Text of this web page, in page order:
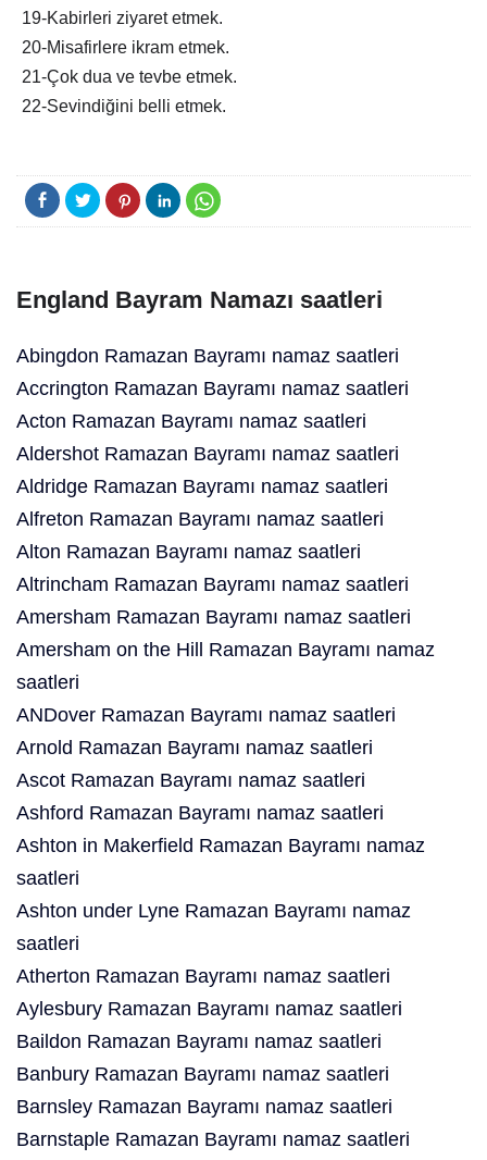
19-Kabirleri ziyaret etmek.
20-Misafirlere ikram etmek.
21-Çok dua ve tevbe etmek.
22-Sevindiğini belli etmek.
England Bayram Namazı saatleri
Abingdon Ramazan Bayramı namaz saatleri
Accrington Ramazan Bayramı namaz saatleri
Acton Ramazan Bayramı namaz saatleri
Aldershot Ramazan Bayramı namaz saatleri
Aldridge Ramazan Bayramı namaz saatleri
Alfreton Ramazan Bayramı namaz saatleri
Alton Ramazan Bayramı namaz saatleri
Altrincham Ramazan Bayramı namaz saatleri
Amersham Ramazan Bayramı namaz saatleri
Amersham on the Hill Ramazan Bayramı namaz
saatleri
ANDover Ramazan Bayramı namaz saatleri
Arnold Ramazan Bayramı namaz saatleri
Ascot Ramazan Bayramı namaz saatleri
Ashford Ramazan Bayramı namaz saatleri
Ashton in Makerfield Ramazan Bayramı namaz
saatleri
Ashton under Lyne Ramazan Bayramı namaz
saatleri
Atherton Ramazan Bayramı namaz saatleri
Aylesbury Ramazan Bayramı namaz saatleri
Baildon Ramazan Bayramı namaz saatleri
Banbury Ramazan Bayramı namaz saatleri
Barnsley Ramazan Bayramı namaz saatleri
Barnstaple Ramazan Bayramı namaz saatleri